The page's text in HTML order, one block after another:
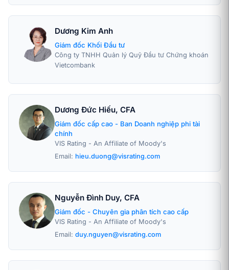
Dương Kim Anh
Giám đốc Khối Đầu tư
Công ty TNHH Quản lý Quỹ Đầu tư Chứng khoán
Vietcombank
Dương Đức Hiếu, CFA
Giám đốc cấp cao - Ban Doanh nghiệp phi tài
chính
VIS Rating - An Affiliate of Moody's
Email: hieu.duong@visrating.com
Nguyễn Đình Duy, CFA
Giám đốc - Chuyên gia phân tích cao cấp
VIS Rating - An Affiliate of Moody's
Email: duy.nguyen@visrating.com